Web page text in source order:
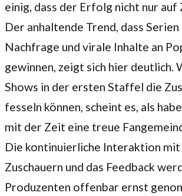
einig, dass der Erfolg nicht nur
Der anhaltende Trend, dass Serien
Nachfrage und virale Inhalte an
gewinnen, zeigt sich hier deutlich.
Shows in der ersten Staffel die
fesseln können, scheint es, als
mit der Zeit eine treue
Die kontinuierliche Interaktion mit
Zuschauern und das Feedback
Produzenten offenbar ernst